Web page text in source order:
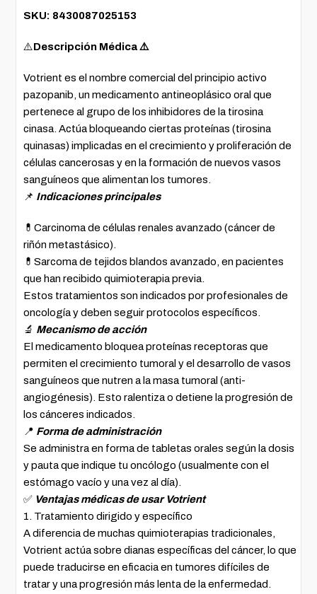
SKU: 8430087025153
⚠️Descripción Médica ⚠️
Votrient es el nombre comercial del principio activo
pazopanib, un medicamento antineoplásico oral que
pertenece al grupo de los inhibidores de la tirosina
cinasa. Actúa bloqueando ciertas proteínas (tirosina
quinasas) implicadas en el crecimiento y proliferación de
células cancerosas y en la formación de nuevos vasos
sanguíneos que alimentan los tumores.
📌 Indicaciones principales
💊Carcinoma de células renales avanzado (cáncer de
riñón metastásico).
💊Sarcoma de tejidos blandos avanzado, en pacientes
que han recibido quimioterapia previa.
Estos tratamientos son indicados por profesionales de
oncología y deben seguir protocolos específicos.
🔬 Mecanismo de acción
El medicamento bloquea proteínas receptoras que
permiten el crecimiento tumoral y el desarrollo de vasos
sanguíneos que nutren a la masa tumoral (anti-
angiogénesis). Esto ralentiza o detiene la progresión de
los cánceres indicados.
📍 Forma de administración
Se administra en forma de tabletas orales según la dosis
y pauta que indique tu oncólogo (usualmente con el
estómago vacío y una vez al día).
✅ Ventajas médicas de usar Votrient
1. Tratamiento dirigido y específico
A diferencia de muchas quimioterapias tradicionales,
Votrient actúa sobre dianas específicas del cáncer, lo que
puede traducirse en eficacia en tumores difíciles de
tratar y una progresión más lenta de la enfermedad.